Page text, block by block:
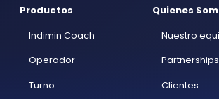
Productos
Indimin Coach
Operador
Turno
Quienes
Nuestro
Partnerships
Clientes